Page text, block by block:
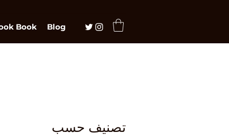
Book Blog
تصنيف حسب